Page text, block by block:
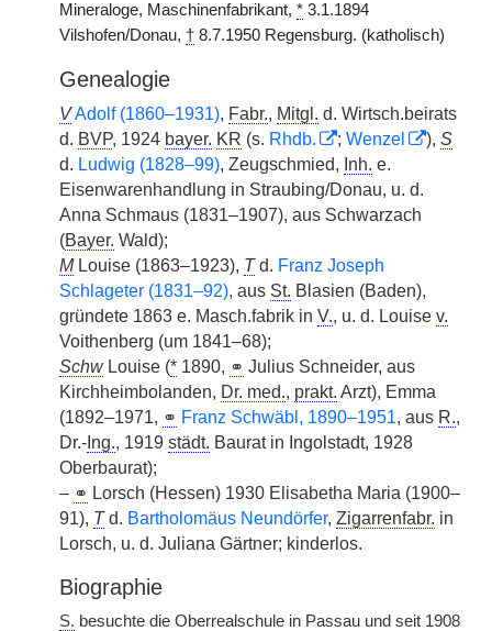
Mineraloge, Maschinenfabrikant, * 3.1.1894
Vilshofen/Donau, † 8.7.1950 Regensburg. (katholisch)
Genealogie
VAdolf (1860–1931), Fabr., Mitgl. d. Wirtsch.beirats
d. BVP, 1924 bayer. KR (s. Rhdb. ; Wenzel ), S
d. Ludwig (1828–99), Zeugschmied, Inh. e.
Eisenwarenhandlung in Straubing/Donau, u. d.
Anna Schmaus (1831–1907), aus Schwarzach
(Bayer. Wald);
MLouise (1863–1923), Td. Franz Joseph
Schlageter (1831–92), aus St. Blasien (Baden),
gründete 1863 e. Masch.fabrik in V., u. d. Louise v.
Voithenberg (um 1841–68);
SchwLouise (* 1890, ⚭ Julius Schneider, aus
Kirchheimbolanden, Dr. med., prakt. Arzt), Emma
(1892–1971, ⚭ Franz Schwäbl, 1890–1951, aus R.,
Dr.- Ing., 1919 städt. Baurat in Ingolstadt, 1928
Oberbaurat);
– ⚭ Lorsch (Hessen) 1930 Elisabetha Maria (1900–
91), Td. Bartholomäus Neundörfer, Zigarrenfabr. in
Lorsch, u. d. Juliana Gärtner; kinderlos.
Biographie
S. besuchte die Oberrealschule in Passau und seit 1908